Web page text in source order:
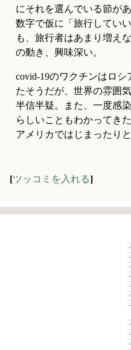
にそれを選んでいる節が
数字で仮に「旅行してい
も、旅行者はあまり増え
の動き、興味深い。
covid-19のワクチンはロ
たそうだが、世界の雰囲
半信半疑。また、一度感
らしいこともわかってき
アメリカではじまったり
[ツッコミを入れる]